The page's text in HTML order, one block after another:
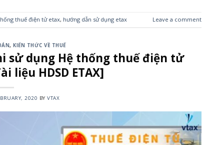
thuế điện tử etax, hướng dẫn sử dụng etax Leave a comment
,KIẾN THỨC VỀ THUẾ
sử dụng Hệ thống thuế điện tử
liệu HDSD ETAX]
2020 BYVTAX